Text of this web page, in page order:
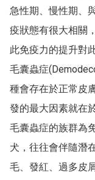
急性期、慢性期、
疫狀態有很大相關
此免疫力的提升對
毛囊蟲症
種會存在於正常皮
發的最大因素就在
毛囊蟲症的族群為
犬，往往會伴隨潛
毛、發紅、過多皮